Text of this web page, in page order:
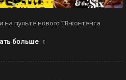
пульте нового ТВ-контента
больше